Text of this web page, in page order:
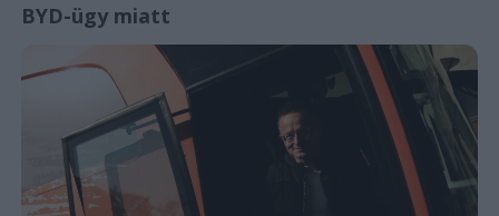
BYD-ügy miatt